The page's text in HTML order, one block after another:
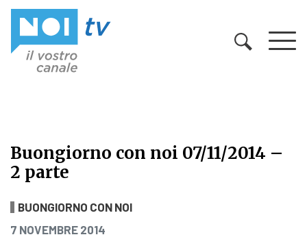
Buongiorno con noi 07/11/2014 –
2 parte
Buongiorno con noi 07/11/2014 – 2
BUONGIORNO CON NOI
PUBBLICATO IL
7 NOVEMBRE 2014